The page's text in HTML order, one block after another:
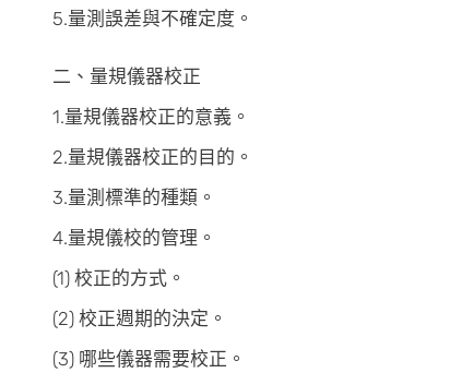
5.量測誤差與不確定度。
二、量規儀器校正
1.量規儀器校正的意義。
2.量規儀器校正的目的。
3.量測標準的種類。
4.量規儀校的管理。
(1) 校正的方式。
(2) 校正週期的決定。
(3) 哪些儀器需要校正。